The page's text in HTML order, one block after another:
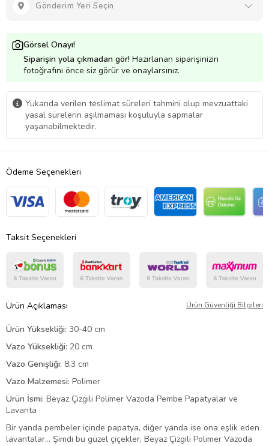
Gönderim Yeri Seçin
Görsel Onayı!
Siparişin yola çıkmadan gör! Hazırlanan siparişinizin
fotoğrafını önce siz görür ve onaylarsınız.
Yukarıda verilen teslimat süreleri tahmini olup mevzuattaki
yasal sürelerin aşılmaması koşuluyla sapmalar
yaşanabilmektedir.
Ödeme Seçenekleri
Taksit Seçenekleri
Ürün Açıklaması Ürün Güvenliği Bilgileri
Ürün Yüksekliği: 30-40 cm
Vazo Yüksekliği: 20 cm
Vazo Genişliği: 8,3 cm
Vazo Malzemesi: Polimer
Ürün İsmi: Beyaz Çizgili Polimer Vazoda Pembe Papatyalar ve
Lavanta
Bir yanda pembeler içinde papatya, diğer yanda ise ona eşlik eden
lavantalar… Şimdi bu güzel çiçekler, Beyaz Çizgili Polimer Vazoda